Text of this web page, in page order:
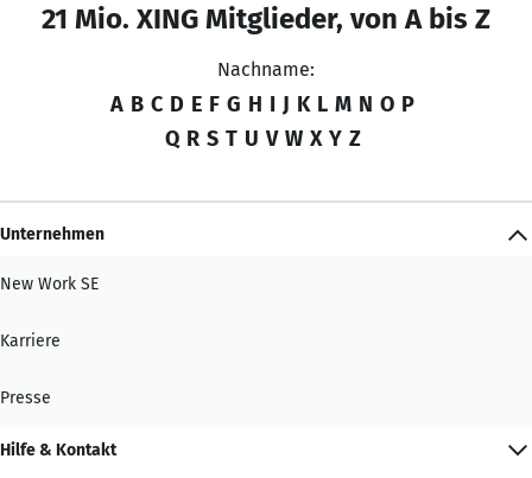
21 Mio. XING Mitglieder, von A bis Z
Nachname:
A B C D E F G H I J K L M N O P
Q R S T U V W X Y Z
Unternehmen
New Work SE
Karriere
Presse
Hilfe & Kontakt